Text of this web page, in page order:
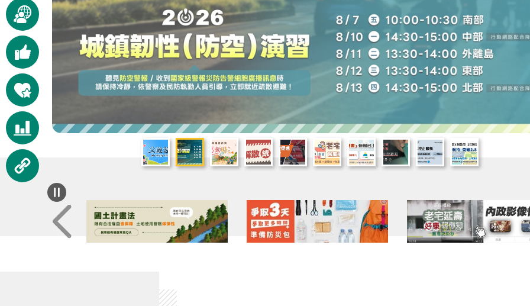
快遞
本部
動態
好康
報報
快捷
服務
視覺
化統
相關